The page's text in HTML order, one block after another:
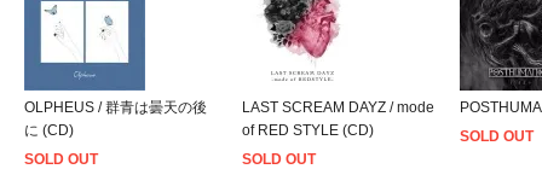
OLPHEUS / 群青は曇天の後
に (CD)
SOLD OUT
LAST SCREAM DAYZ / mode
of RED STYLE (CD)
SOLD OUT
SOLD OUT